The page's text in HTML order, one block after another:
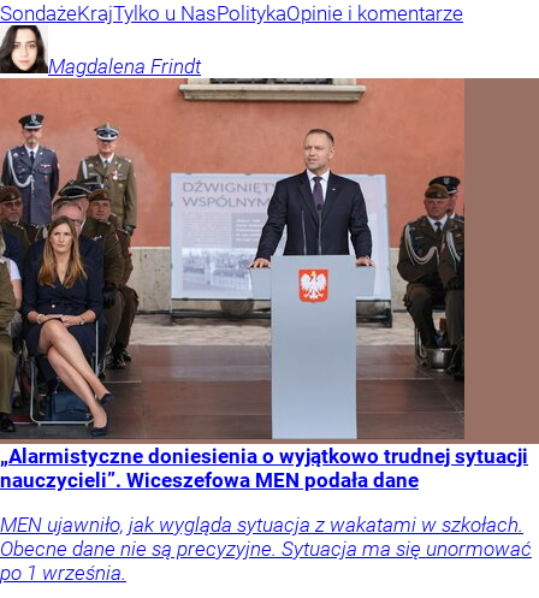
SondażeKrajTylko u NasPolitykaOpinie i komentarze
Magdalena Frindt
„Alarmistyczne doniesienia o wyjątkowo trudnej sytuacji
nauczycieli”. Wiceszefowa MEN podała dane
MEN ujawniło, jak wygląda sytuacja z wakatami w szkołach.
Obecne dane nie są precyzyjne. Sytuacja ma się unormować
po 1 września.